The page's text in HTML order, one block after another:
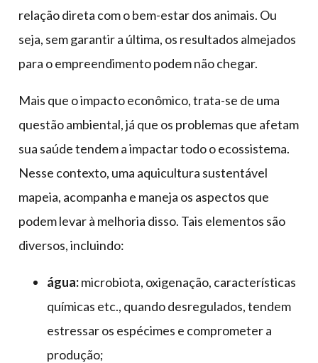
relação direta com o bem-estar dos animais. Ou
seja, sem garantir a última, os resultados almejados
para o empreendimento podem não chegar.
Mais que o impacto econômico, trata-se de uma
questão ambiental, já que os problemas que afetam
sua saúde tendem a impactar todo o ecossistema.
Nesse contexto, uma aquicultura sustentável
mapeia, acompanha e maneja os aspectos que
podem levar à melhoria disso. Tais elementos são
diversos, incluindo:
água:microbiota, oxigenação, características
químicas etc., quando desregulados, tendem
estressar os espécimes e comprometer a
produção;